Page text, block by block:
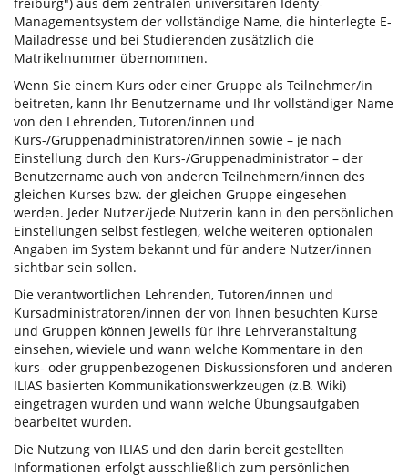
Managementsystem der vollständige Name, die hinterlegte E-
Mailadresse und bei Studierenden zusätzlich die
Matrikelnummer übernommen.
Wenn Sie einem Kurs oder einer Gruppe als Teilnehmer/in
beitreten, kann Ihr Benutzername und Ihr vollständiger Name
von den Lehrenden, Tutoren/innen und
Kurs-/Gruppenadministratoren/innen sowie – je nach
Einstellung durch den Kurs-/Gruppenadministrator – der
Benutzername auch von anderen Teilnehmern/innen des
gleichen Kurses bzw. der gleichen Gruppe eingesehen
werden. Jeder Nutzer/jede Nutzerin kann in den persönlichen
Einstellungen selbst festlegen, welche weiteren optionalen
Angaben im System bekannt und für andere Nutzer/innen
sichtbar sein sollen.
Die verantwortlichen Lehrenden, Tutoren/innen und
Kursadministratoren/innen der von Ihnen besuchten Kurse
und Gruppen können jeweils für ihre Lehrveranstaltung
einsehen, wieviele und wann welche Kommentare in den
kurs- oder gruppenbezogenen Diskussionsforen und anderen
ILIAS basierten Kommunikationswerkzeugen (z.B. Wiki)
eingetragen wurden und wann welche Übungsaufgaben
bearbeitet wurden.
Die Nutzung von ILIAS und den darin bereit gestellten
Informationen erfolgt ausschließlich zum persönlichen